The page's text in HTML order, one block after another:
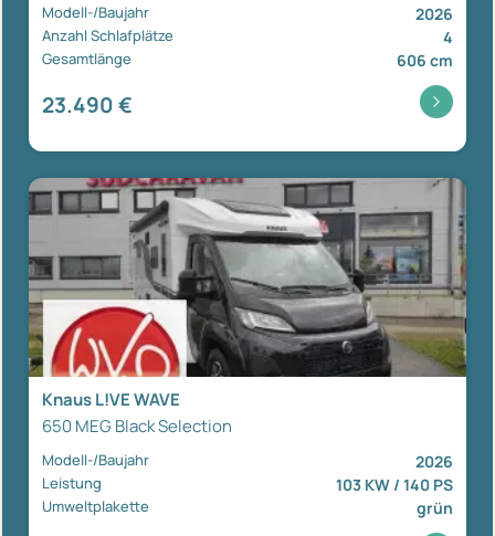
Modell-/Baujahr 2026
Anzahl Schlafplätze 4
Gesamtlänge 606 cm
23.490 €
Knaus L!VE WAVE
650 MEG Black Selection
Modell-/Baujahr 2026
Leistung 103 KW / 140 PS
Umweltplakette grün